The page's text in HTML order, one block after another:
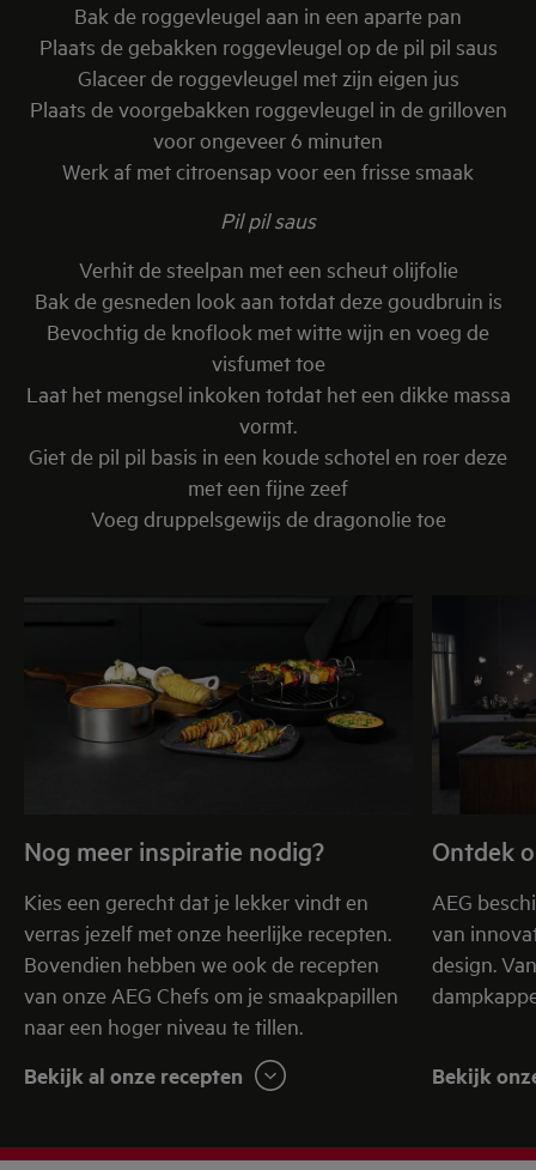
Bak de roggevleugel aan in een aparte pan
Plaats de gebakken roggevleugel op de pil pil saus
Glaceer de roggevleugel met zijn eigen jus
Plaats de voorgebakken roggevleugel in de grilloven
voor ongeveer 6 minuten
Werk af met citroensap voor een frisse smaak
Pil pil saus
Verhit de steelpan met een scheut olijfolie
Bak de gesneden look aan totdat deze goudbruin is
Bevochtig de knoflook met witte wijn en voeg de
visfumet toe
Laat het mengsel inkoken totdat het een dikke massa
vormt.
Giet de pil pil basis in een koude schotel en roer deze
met een fijne zeef
Voeg druppelsgewijs de dragonolie toe
Nog meer inspiratie nodig?
Kies een gerecht dat je lekker vindt en
verras jezelf met onze heerlijke recepten.
Bovendien hebben we ook de recepten
van onze AEG Chefs om je smaakpapillen
naar een hoger niveau te tillen.
Bekijk al onze recepten
Ontdek
AEG
van
design.
Bekijk